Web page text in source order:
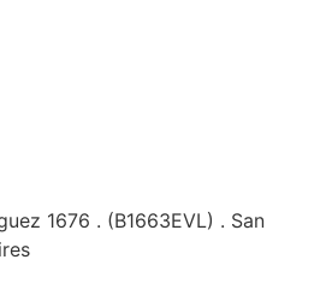
1676 . (B1663EVL) . San